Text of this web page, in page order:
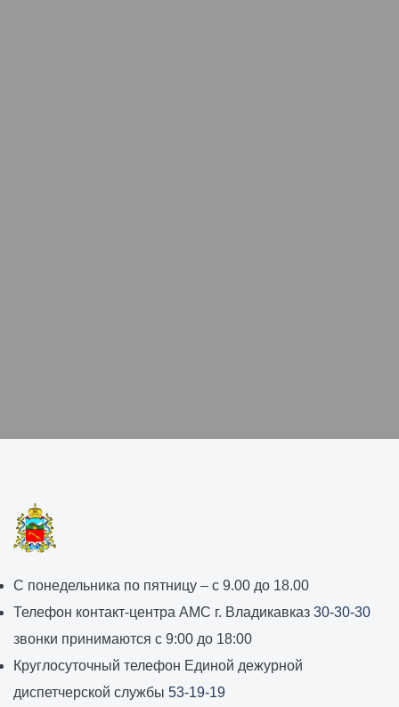
График
работы
администрации
местного
самоуправления
С понедельника по пятницу – с 9.00 до 18.00
Телефон контакт-центра АМС г. Владикавказ 30-30-30
звонки принимаются с 9:00 до 18:00
Круглосуточный телефон Единой дежурной
диспетчерской службы 53-19-19